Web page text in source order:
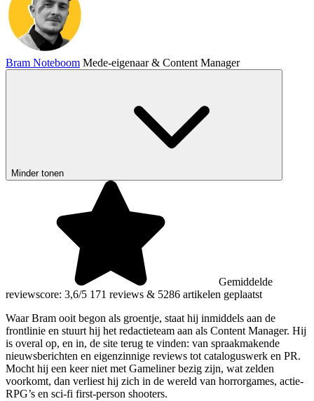
Bram Noteboom Mede-eigenaar & Content Manager
Minder tonen
Gemiddelde
reviewscore: 3,6/5 171 reviews & 5286 artikelen geplaatst
Waar Bram ooit begon als groentje, staat hij inmiddels aan de
frontlinie en stuurt hij het redactieteam aan als Content Manager. Hij
is overal op, en in, de site terug te vinden: van spraakmakende
nieuwsberichten en eigenzinnige reviews tot cataloguswerk en PR.
Mocht hij een keer niet met Gameliner bezig zijn, wat zelden
voorkomt, dan verliest hij zich in de wereld van horrorgames, actie-
RPG’s en sci-fi first-person shooters.